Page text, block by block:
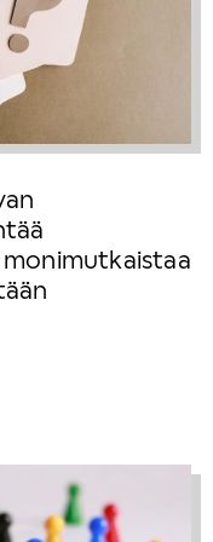
monimutkaistaa